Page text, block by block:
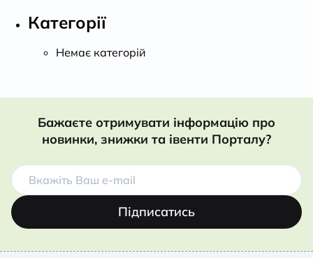
Категорії
Немає категорій
Бажаєте отримувати інформацію про
новинки, знижки та івенти Порталу?
Підписатись